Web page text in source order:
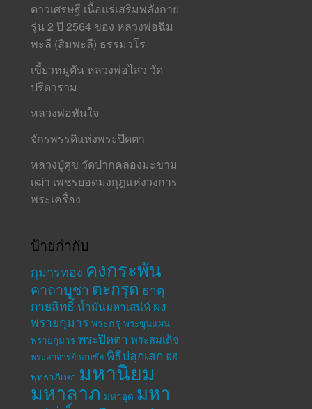
ดาวเศรษฐี เนื้อแร่เสริมพลังกาย
รุ่น 2 ปี 2564 ของ หลวงพ่อฉิม
พะลี (สิมพะลี) ธรรมวโร
เขี้ยวหมูตัน หลวงพ่อไสว วัด
ปรีดาราม
หลวงพ่อทันใจ
จักรพรรดิแห่งพระปิดตา
หลวงปู่ศุข วัดปากคลองมะขาม
เฒ่า เพชรยอดมงกุฎแห่งวงการ
พระเครื่อง
ป้ายกำกับ
กุมารทอง คงกระพัน
คาถาบูชา ตะกรุด ธาตุ
กายสิทธิ์ น้ำมันมหาเสน่ห์ ผง
พรายกุมาร พระกรุ พระขุนแผน
พรายกุมาร พระปิดตา พระสมเด็จ
พระอาจารย์กอบชัย พิธีปลุกเสก พิธี
พุทธาภิเษก มหานิยม
มหาลาภ มหาอุด มหา